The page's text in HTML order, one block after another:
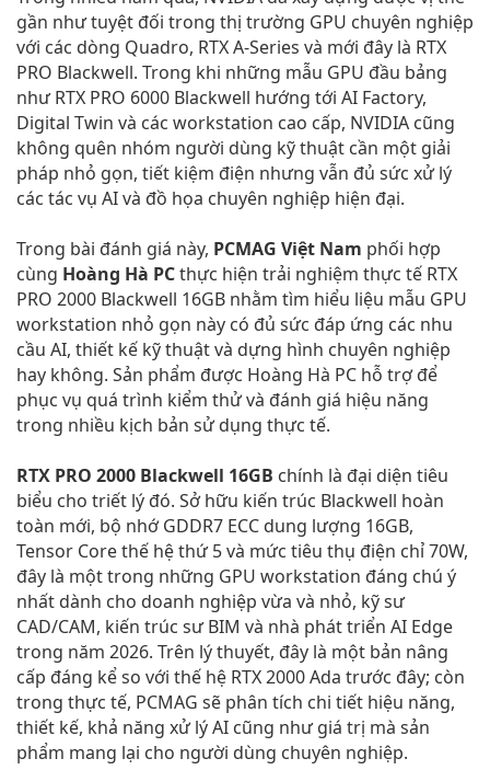
gần như tuyệt đối trong thị trường GPU chuyên nghiệp
với các dòng Quadro, RTX A-Series và mới đây là RTX
PRO Blackwell. Trong khi những mẫu GPU đầu bảng
như RTX PRO 6000 Blackwell hướng tới AI Factory,
Digital Twin và các workstation cao cấp, NVIDIA cũng
không quên nhóm người dùng kỹ thuật cần một giải
pháp nhỏ gọn, tiết kiệm điện nhưng vẫn đủ sức xử lý
các tác vụ AI và đồ họa chuyên nghiệp hiện đại.
Trong bài đánh giá này, PCMAG Việt Nam phối hợp
cùng Hoàng Hà PCthực hiện trải nghiệm thực tế RTX
PRO 2000 Blackwell 16GB nhằm tìm hiểu liệu mẫu GPU
workstation nhỏ gọn này có đủ sức đáp ứng các nhu
cầu AI, thiết kế kỹ thuật và dựng hình chuyên nghiệp
hay không. Sản phẩm được Hoàng Hà PC hỗ trợ để
phục vụ quá trình kiểm thử và đánh giá hiệu năng
trong nhiều kịch bản sử dụng thực tế.
RTX PRO 2000 Blackwell 16GB chính là đại diện tiêu
biểu cho triết lý đó. Sở hữu kiến trúc Blackwell hoàn
toàn mới, bộ nhớ GDDR7 ECC dung lượng 16GB,
Tensor Core thế hệ thứ 5 và mức tiêu thụ điện chỉ 70W,
đây là một trong những GPU workstation đáng chú ý
nhất dành cho doanh nghiệp vừa và nhỏ, kỹ sư
CAD/CAM, kiến trúc sư BIM và nhà phát triển AI Edge
trong năm 2026. Trên lý thuyết, đây là một bản nâng
cấp đáng kể so với thế hệ RTX 2000 Ada trước đây; còn
trong thực tế, PCMAG sẽ phân tích chi tiết hiệu năng,
thiết kế, khả năng xử lý AI cũng như giá trị mà sản
phẩm mang lại cho người dùng chuyên nghiệp.